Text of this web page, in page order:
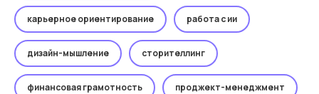
карьерное ориентирование работа с ии
дизайн-мышление сторителлинг
финансовая грамотность проджект-менеджмент